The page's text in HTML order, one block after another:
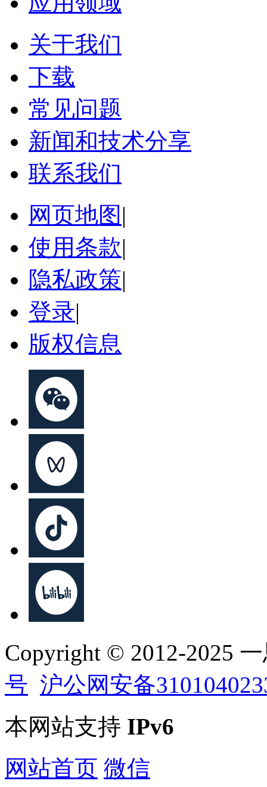
关于我们
下载
常见问题
新闻和技术分享
联系我们
网页地图 |
使用条款|
隐私政策|
登录|
版权信息
Copyright © 2012-2025
号 沪公网安备
本网站支持 IPv6
网站首页 微信